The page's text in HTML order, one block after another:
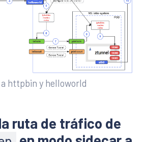
httpbin y helloworld
ruta de tráfico de